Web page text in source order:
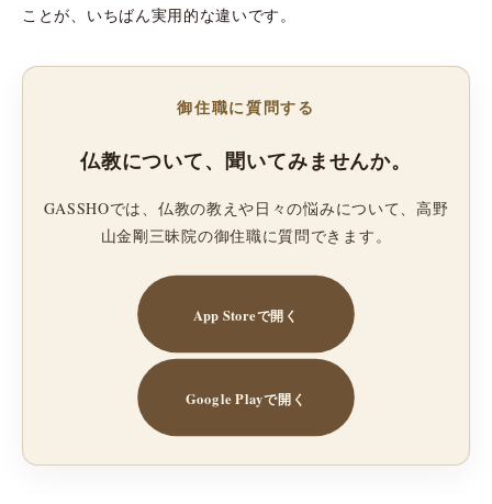
ことが、いちばん実用的な違いです。
御住職に質問する
仏教について、聞いてみませんか。
GASSHOでは、仏教の教えや日々の悩みについて、高野
山金剛三昧院の御住職に質問できます。
App Storeで開く
Google Playで開く